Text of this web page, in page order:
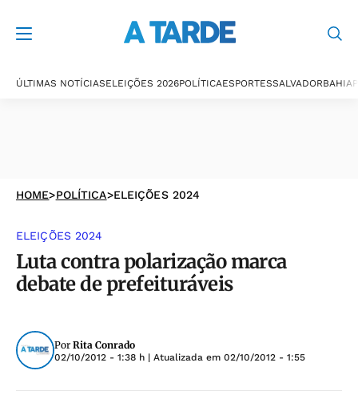
ÚLTIMAS NOTÍCIASELEIÇÕES 2026POLÍTICAESPORTESSALVADORBAHIA
HOME>POLÍTICA>ELEIÇÕES 2024
ELEIÇÕES 2024
Luta contra polarização marca
debate de prefeituráveis
Por Rita Conrado
02/10/2012 - 1:38 h | Atualizada em 02/10/2012 - 1:55